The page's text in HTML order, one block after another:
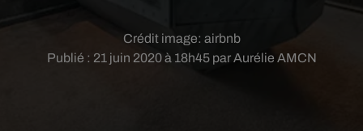
Publié : 21 juin 2020 à 18h45 par Aurélie AMCN
Crédit image: airbnb